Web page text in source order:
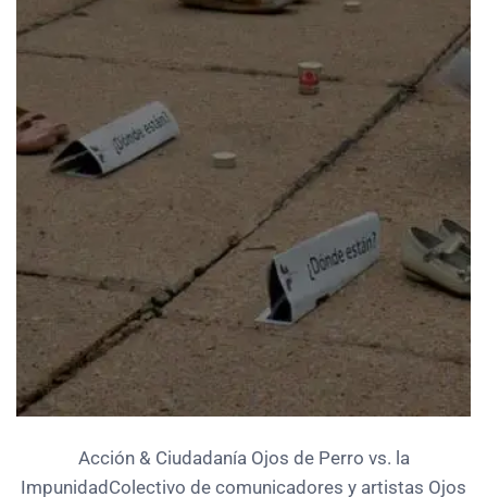
Acción & Ciudadanía Ojos de Perro vs. la
ImpunidadColectivo de comunicadores y artistas Ojos